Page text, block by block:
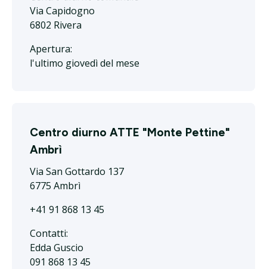
Via Capidogno
6802 Rivera
Apertura:
l'ultimo giovedì del mese
Centro diurno ATTE "Monte Pettine"
Ambrì
Via San Gottardo 137
6775 Ambrì
+41 91 868 13 45
Contatti:
Edda Guscio
091 868 13 45